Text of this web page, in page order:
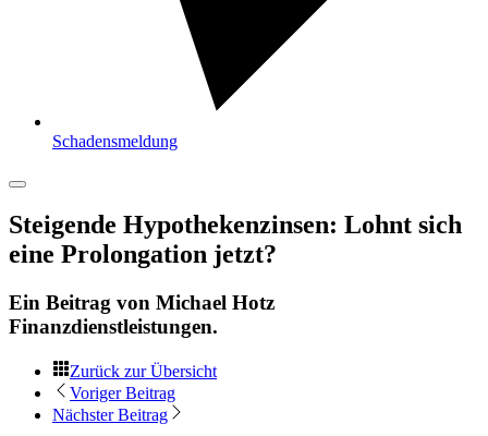
Schadensmeldung
Steigende Hypothekenzinsen: Lohnt sich
eine Prolongation jetzt?
Ein Beitrag von Michael Hotz
Finanzdienstleistungen.
Zurück zur Übersicht
Voriger Beitrag
Nächster Beitrag